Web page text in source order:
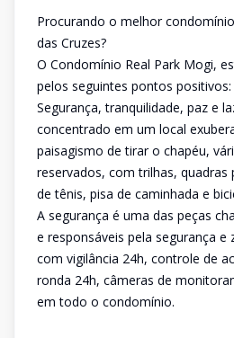
Procurando o melhor
das Cruzes?
O Condomínio Real Park Mogi,
pelos seguintes pontos positivos:
Segurança, tranquilidade, paz e
concentrado em um local
paisagismo de tirar o chapéu,
reservados, com trilhas, quadras
de tênis, pisa de caminhada e
A segurança é uma das peças
e responsáveis pela segurança
com vigilância 24h, controle de
ronda 24h, câmeras de
em todo o condomínio.